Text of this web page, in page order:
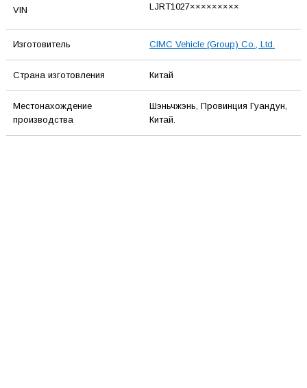
VIN LJRT1027×××××××××
Изготовитель CIMC Vehicle (Group) Co., Ltd.
Страна изготовления Китай
Местонахождение
производства
Шэньчжэнь, Провинция Гуандун,
Китай.